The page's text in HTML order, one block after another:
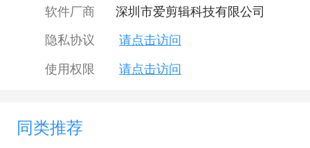
软件厂商
深圳市爱剪辑科技有限公司
隐私协议
请点击访问
使用权限
请点击访问
同类推荐